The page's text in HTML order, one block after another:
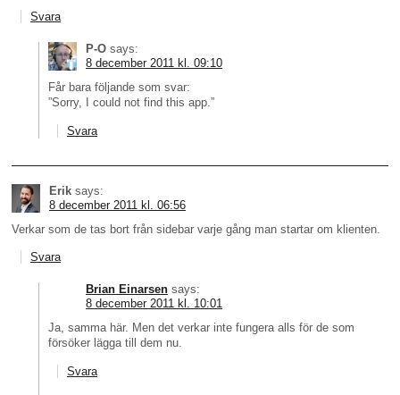
Svara
P-O says:
8 december 2011 kl. 09:10
Får bara följande som svar:
”Sorry, I could not find this app.”
Svara
Erik says:
8 december 2011 kl. 06:56
Verkar som de tas bort från sidebar varje gång man startar om klienten.
Svara
Brian Einarsen says:
8 december 2011 kl. 10:01
Ja, samma här. Men det verkar inte fungera alls för de som
försöker lägga till dem nu.
Svara